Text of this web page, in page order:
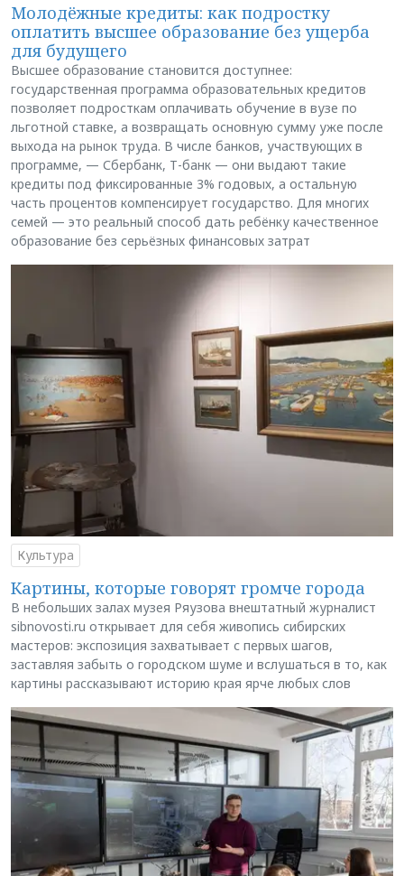
Молодёжные кредиты: как подростку
оплатить высшее образование без ущерба
для будущего
Высшее образование становится доступнее:
государственная программа образовательных кредитов
позволяет подросткам оплачивать обучение в вузе по
льготной ставке, а возвращать основную сумму уже после
выхода на рынок труда. В числе банков, участвующих в
программе, — Сбербанк, Т-банк — они выдают такие
кредиты под фиксированные 3% годовых, а остальную
часть процентов компенсирует государство. Для многих
семей — это реальный способ дать ребёнку качественное
образование без серьёзных финансовых затрат
Культура
Картины, которые говорят громче города
В небольших залах музея Ряузова внештатный журналист
sibnovosti.ru открывает для себя живопись сибирских
мастеров: экспозиция захватывает с первых шагов,
заставляя забыть о городском шуме и вслушаться в то, как
картины рассказывают историю края ярче любых слов